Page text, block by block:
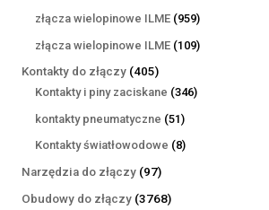
produktów
złącza wielopinowe ILME 959959
produktów
złącza wielopinowe ILME 109109
Kontakty do złączy 405405
produktów
Kontakty i piny zaciskane 346346
kontakty pneumatyczne 5151
produktów
Kontakty światłowodowe 88
Narzędzia do złączy 9797
produktów
Obudowy do złączy 37683768